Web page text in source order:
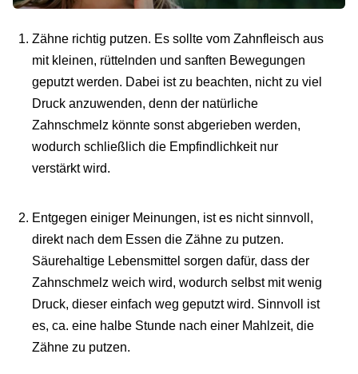
Zähne richtig putzen. Es sollte vom Zahnfleisch aus
mit kleinen, rüttelnden und sanften Bewegungen
geputzt werden. Dabei ist zu beachten, nicht zu viel
Druck anzuwenden, denn der natürliche
Zahnschmelz könnte sonst abgerieben werden,
wodurch schließlich die Empfindlichkeit nur
verstärkt wird.
Entgegen einiger Meinungen, ist es nicht sinnvoll,
direkt nach dem Essen die Zähne zu putzen.
Säurehaltige Lebensmittel sorgen dafür, dass der
Zahnschmelz weich wird, wodurch selbst mit wenig
Druck, dieser einfach weg geputzt wird. Sinnvoll ist
es, ca. eine halbe Stunde nach einer Mahlzeit, die
Zähne zu putzen.